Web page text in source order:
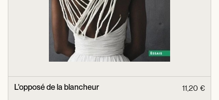
L'opposé de la blancheur 11,20 €